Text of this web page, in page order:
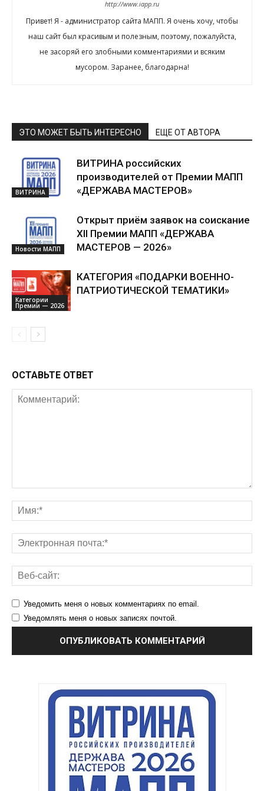
http://www.iapp.ru
Привет! Я - администратор сайта МАПП. Я очень хочу, чтобы
наш сайт был красивым и полезным, поэтому, пожалуйста,
не засоряй его злобными комментариями и всяким
мусором. Заранее, благодарна!
ЭТО МОЖЕТ БЫТЬ ИНТЕРЕСНО ЕЩЕ ОТ АВТОРА
ВИТРИНА
ВИТРИНА российских
производителей от Премии МАПП
«ДЕРЖАВА МАСТЕРОВ»
Новости МАПП
Открыт приём заявок на соискание
XII Премии МАПП «ДЕРЖАВА
МАСТЕРОВ — 2026»
Категории
Премии — 2026
КАТЕГОРИЯ «ПОДАРКИ ВОЕННО-
ПАТРИОТИЧЕСКОЙ ТЕМАТИКИ»
ОСТАВЬТЕ ОТВЕТ
Уведомить меня о новых комментариях по email.
Уведомлять меня о новых записях почтой.